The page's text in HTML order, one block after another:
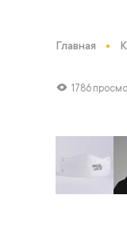
Главная
1786